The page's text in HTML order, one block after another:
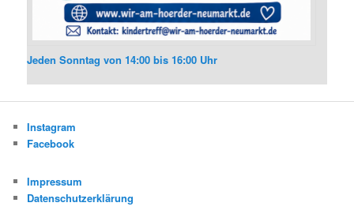
Jeden Sonntag von 14:00 bis 16:00 Uhr
Instagram
Facebook
Impressum
Datenschutzerklärung